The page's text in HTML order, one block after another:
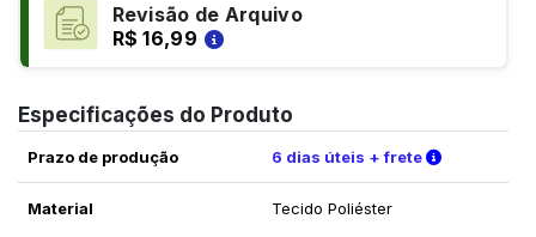
Revisão de Arquivo
R$ 16,99
Especificações do Produto
Prazo de produção 6 dias úteis + frete Verifique
Material Tecido Poliéster